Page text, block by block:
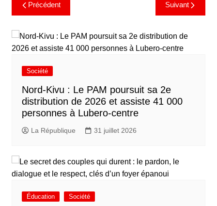
Précédent Suivant
Société
Nord-Kivu : Le PAM poursuit sa 2e
distribution de 2026 et assiste 41 000
personnes à Lubero-centre
La République 31 juillet 2026
Éducation Société